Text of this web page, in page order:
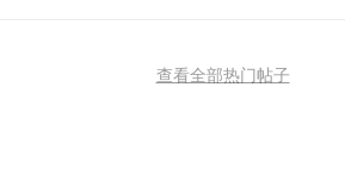
查看全部热门帖子